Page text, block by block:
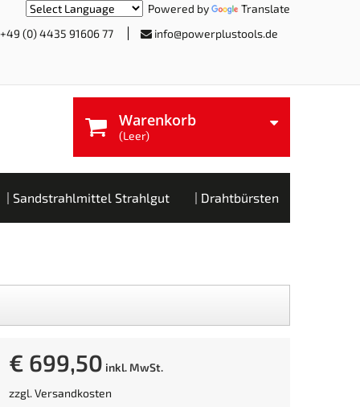
Powered by
Translate
(0) 4435 91606 77
info@powerplustools.de
Warenkorb
(Leer)
Sandstrahlmittel Strahlgut Drahtbürsten
€ 699,50 inkl. MwSt.
zzgl.Versandkosten